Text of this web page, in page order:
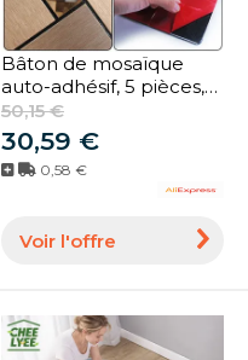
Bâton de mosaïque
auto-adhésif, 5 pièces,
carrelage mural,
dosseret, salle de bains,
lavabo, salon, arrière-
plan de maison, décor
50,15 €
30,59 €
0,58 €
Voir l'offre